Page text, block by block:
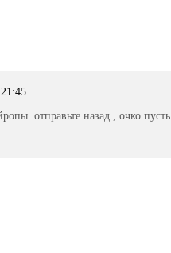
отправьте назад , очко